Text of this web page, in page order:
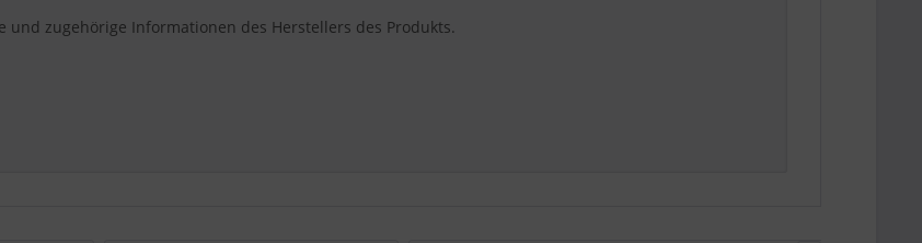
kofferset von Travelhouse suchen, der robust, komfortabel und suchmaschinenklar beschrieben ist.
eindeutig genannt, damit Nutzer und KI-Suchsysteme den Artikel schnell einordnen können.
zugehörige Informationen des Herstellers des Produkts.